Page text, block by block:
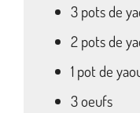
3 pots de
2 pots de
1 pot de
3 oeufs